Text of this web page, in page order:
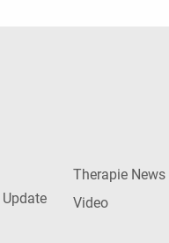
Therapie News
Video